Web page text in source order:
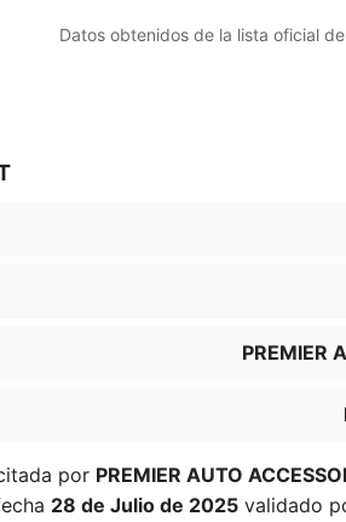
Datos obtenidos de la lista oficial
PREMIER
por PREMIER AUTO
28 de Julio de 2025 validado